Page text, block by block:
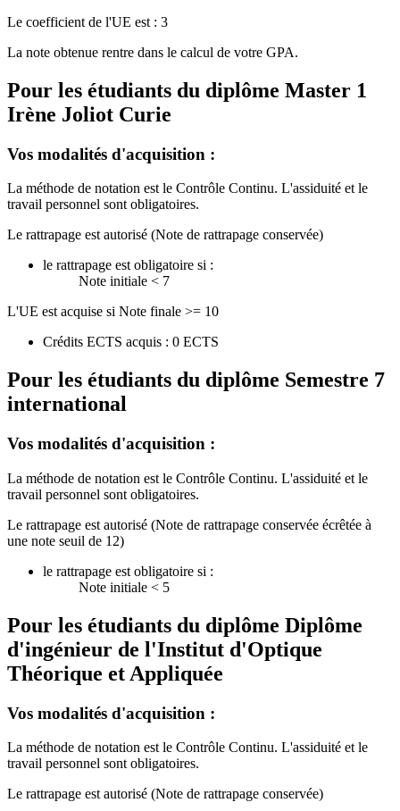
Le coefficient de l'UE est : 3
La note obtenue rentre dans le calcul de votre GPA.
Pour les étudiants du diplôme Master 1
Irène Joliot Curie
Vos modalités d'acquisition :
La méthode de notation est le Contrôle Continu. L'assiduité et le
travail personnel sont obligatoires.
Le rattrapage est autorisé (Note de rattrapage conservée)
le rattrapage est obligatoire si :
Note initiale < 7
L'UE est acquise si Note finale >= 10
Crédits ECTS acquis : 0 ECTS
Pour les étudiants du diplôme Semestre 7
international
Vos modalités d'acquisition :
La méthode de notation est le Contrôle Continu. L'assiduité et le
travail personnel sont obligatoires.
Le rattrapage est autorisé (Note de rattrapage conservée écrêtée à
une note seuil de 12)
le rattrapage est obligatoire si :
Note initiale < 5
Pour les étudiants du diplôme Diplôme
d'ingénieur de l'Institut d'Optique
Théorique et Appliquée
Vos modalités d'acquisition :
La méthode de notation est le Contrôle Continu. L'assiduité et le
travail personnel sont obligatoires.
Le rattrapage est autorisé (Note de rattrapage conservée)